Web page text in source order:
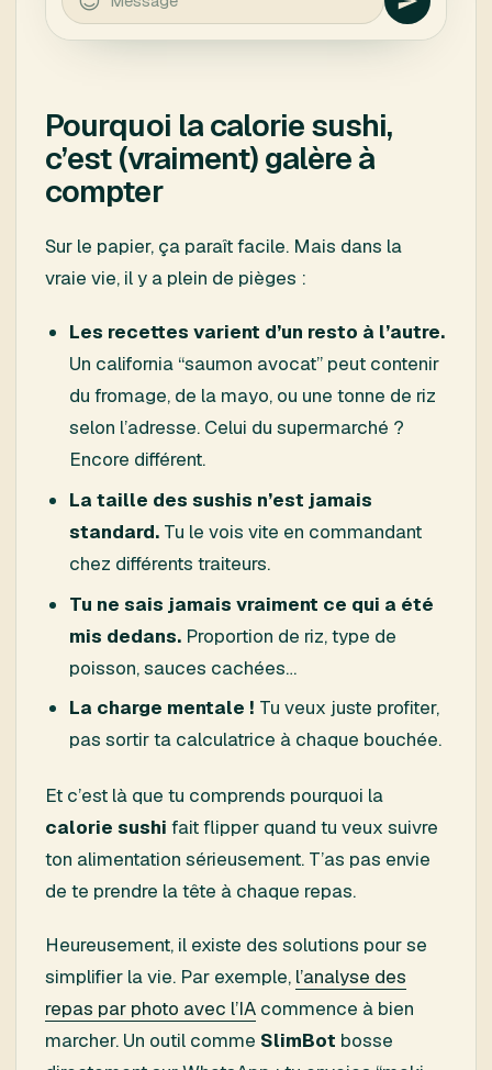
Pourquoi la calorie sushi,
c’est (vraiment) galère à
compter
Sur le papier, ça paraît facile. Mais dans la
vraie vie, il y a plein de pièges :
Les recettes varient d’un resto à l’autre.
Un california “saumon avocat” peut contenir
du fromage, de la mayo, ou une tonne de riz
selon l’adresse. Celui du supermarché ?
Encore différent.
La taille des sushis n’est jamais
standard.Tu le vois vite en commandant
chez différents traiteurs.
Tu ne sais jamais vraiment ce qui a été
mis dedans.Proportion de riz, type de
poisson, sauces cachées…
La charge mentale ! Tu veux juste profiter,
pas sortir ta calculatrice à chaque bouchée.
Et c’est là que tu comprends pourquoi la
calorie sushi fait flipper quand tu veux suivre
ton alimentation sérieusement. T’as pas envie
de te prendre la tête à chaque repas.
Heureusement, il existe des solutions pour se
simplifier la vie. Par exemple, l’analyse des
repas par photo avec l’IA commence à bien
marcher. Un outil comme SlimBot bosse